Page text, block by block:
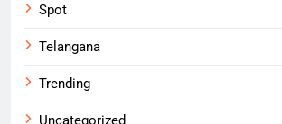
Spot
Telangana
Trending
Uncategorized